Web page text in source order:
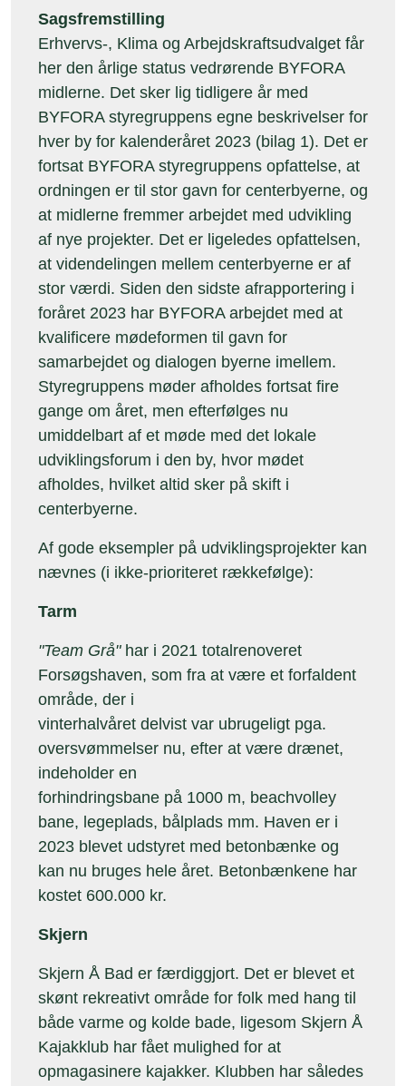
Sagsfremstilling
Erhvervs-, Klima og Arbejdskraftsudvalget får
her den årlige status vedrørende BYFORA
midlerne. Det sker lig tidligere år med
BYFORA styregruppens egne beskrivelser for
hver by for kalenderåret 2023 (bilag 1). Det er
fortsat BYFORA styregruppens opfattelse, at
ordningen er til stor gavn for centerbyerne, og
at midlerne fremmer arbejdet med udvikling
af nye projekter. Det er ligeledes opfattelsen,
at videndelingen mellem centerbyerne er af
stor værdi. Siden den sidste afrapportering i
foråret 2023 har BYFORA arbejdet med at
kvalificere mødeformen til gavn for
samarbejdet og dialogen byerne imellem.
Styregruppens møder afholdes fortsat fire
gange om året, men efterfølges nu
umiddelbart af et møde med det lokale
udviklingsforum i den by, hvor mødet
afholdes, hvilket altid sker på skift i
centerbyerne.
Af gode eksempler på udviklingsprojekter kan
nævnes (i ikke-prioriteret rækkefølge):
Tarm
"Team Grå"har i 2021 totalrenoveret
Forsøgshaven, som fra at være et forfaldent
område, der i
vinterhalvåret delvist var ubrugeligt pga.
oversvømmelser nu, efter at være drænet,
indeholder en
forhindringsbane på 1000 m, beachvolley
bane, legeplads, bålplads mm. Haven er i
2023 blevet udstyret med betonbænke og
kan nu bruges hele året. Betonbænkene har
kostet 600.000 kr.
Skjern
Skjern Å Bad er færdiggjort. Det er blevet et
skønt rekreativt område for folk med hang til
både varme og kolde bade, ligesom Skjern Å
Kajakklub har fået mulighed for at
opmagasinere kajakker. Klubben har således